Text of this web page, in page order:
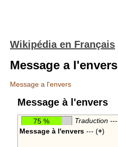
Wikipédia en Français
Message a l'envers
Message a l'envers
Message à l'envers
████████
75 % Traduction ---
Message à l'envers --- (+)